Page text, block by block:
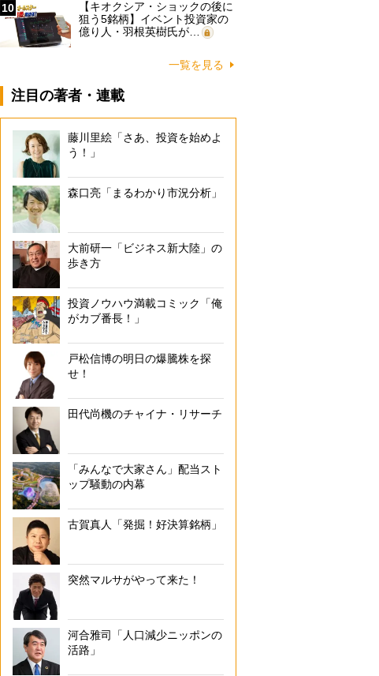
10
【キオクシア・ショックの後に
狙う5銘柄】イベント投資家の
億り人・羽根英樹氏が…
一覧を見る
注目の著者・連載
藤川里絵「さあ、投資を始めよ
う！」
森口亮「まるわかり市況分析」
大前研一「ビジネス新大陸」の
歩き方
投資ノウハウ満載コミック「俺
がカブ番長！」
戸松信博の明日の爆騰株を探
せ！
田代尚機のチャイナ・リサーチ
「みんなで大家さん」配当スト
ップ騒動の内幕
古賀真人「発掘！好決算銘柄」
突然マルサがやって来た！
河合雅司「人口減少ニッポンの
活路」